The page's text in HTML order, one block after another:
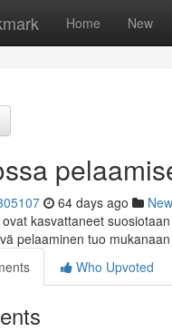
Home New
64 days ago
kasvattaneet
pelaaminen tuo
Who Upvoted